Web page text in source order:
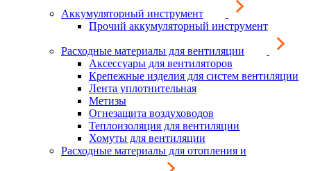
Аккумуляторный инструмент
Прочий аккумуляторный инструмент
Расходные материалы для вентиляции
Аксессуары для вентиляторов
Крепежные изделия для систем вентиляции
Лента уплотнительная
Метизы
Огнезащита воздуховодов
Теплоизоляция для вентиляции
Хомуты для вентиляции
Расходные материалы для отопления и